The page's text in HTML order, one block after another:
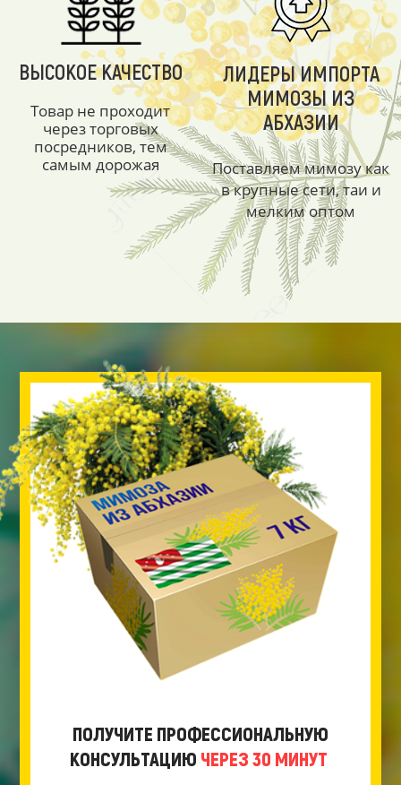
ВЫСОКОЕ КАЧЕСТВО
Товар не проходит
через торговых
посредников, тем
самым дорожая
ЛИДЕРЫ ИМПОРТА
МИМОЗЫ ИЗ
АБХАЗИИ
Поставляем мимозу как
в крупные сети, таи и
мелким оптом
ПОЛУЧИТЕ ПРОФЕССИОНАЛЬНУЮ
КОНСУЛЬТАЦИЮ ЧЕРЕЗ 30 МИНУТ